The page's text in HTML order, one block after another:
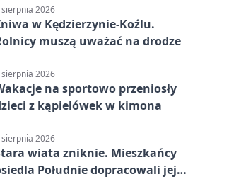
sierpnia 2026
w Kędzierzynie-Koźlu.
muszą uważać na drodze
sierpnia 2026
na sportowo przeniosły
z kąpielówek w kimona
sierpnia 2026
wiata zniknie. Mieszkańcy
Południe dopracowali jej